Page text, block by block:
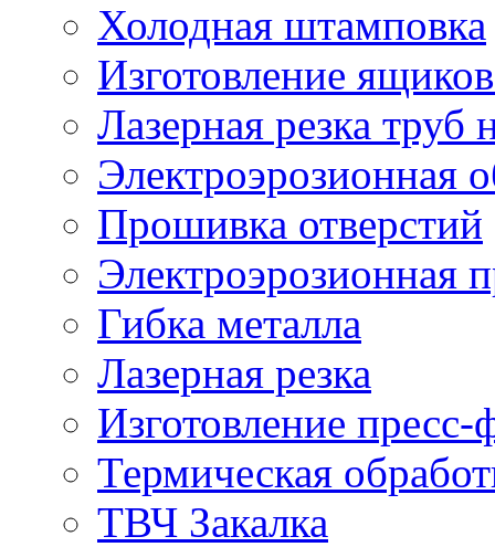
Холодная штамповка
Изготовление
Лазерная резка труб
Электроэрозионная
Прошивка отверстий
Электроэрозионная
Гибка металла
Лазерная резка
Изготовление
Термическая
ТВЧ Закалка